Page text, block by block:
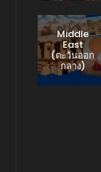
Middle
East
(ตะวันออก
กลาง)